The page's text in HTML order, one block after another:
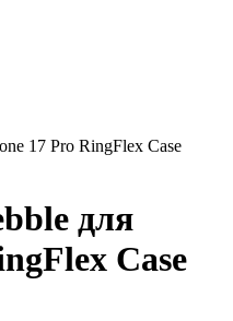
17 Pro RingFlex Case
для
Case